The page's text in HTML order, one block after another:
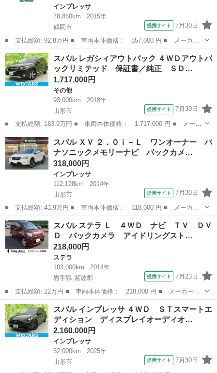
インプレッサ
78,860km
2015年
鶴岡市
提携サイト 7月30日
■ 支払総額: 92.8万円 ■ 車両本体価格： 857,000 円 ■ メーカー
名： スバル ■ 車種名： ＸＶ ■ グレード名： ２．０ｉ－Ｌ
アイサイト ４ＷＤ 衝突軽減システム 純正ＳＤナビ ＣＤ ＤＶ
Ｄ ＢＴ フ...
山形 鶴岡市 インプレッサ
スバル レガシィアウトバック ４ＷＤアウトバ
ックリミテッド 保証書／純正 ＳＤ…
1,717,000円
その他
93,000km
2018年
山形市
提携サイト 7月30日
■ 支払総額: 183.9万円 ■ 車両本体価格： 1,717,000 円 ■ メーカ
ー名： スバル ■ 車種名： レガシィアウトバック ■ グレード
名： ４ＷＤアウトバックリミテッド 保証書／純正 ＳＤナビ／衝
突安全装置...
山形 山形市
スバル ＸＶ ２．０ｉ－Ｌ ワンオーナー パ
ナソニックメモリーナビ バックカメ…
318,000円
インプレッサ
112,128km
2014年
山形市
提携サイト 7月30日
■ 支払総額: 43.9万円 ■ 車両本体価格： 318,000 円 ■ メーカー
名： スバル ■ 車種名： ＸＶ ■ グレード名： ２．０ｉ－Ｌ
ワンオーナー パナソニックメモリーナビ バックカメラ ルーフレ
ール スマー...
山形 山形市 インプレッサ
スバル ステラ Ｌ ４ＷＤ ナビ ＴＶ ＤＶ
Ｄ バックカメラ アイドリングスト…
218,000円
ステラ
103,000km
2014年
岩手県 紫波郡
提携サイト 7月23日
■ 支払総額: 22万円 ■ 車両本体価格： 218,000 円 ■ メーカー
名： スバル ■ 車種名： ステラ ■ グレード名： Ｌ ４ＷＤ
ナビ ＴＶ ＤＶＤ バックカメラ アイドリングストップ ■ 排気
量： 660c...
岩手 紫波郡
スバル インプレッサ ４ＷＤ ＳＴスマートエ
ディション ディスプレイオーディオ…
2,160,000円
インプレッサ
32,000km
2025年
山形市
提携サイト 7月30日